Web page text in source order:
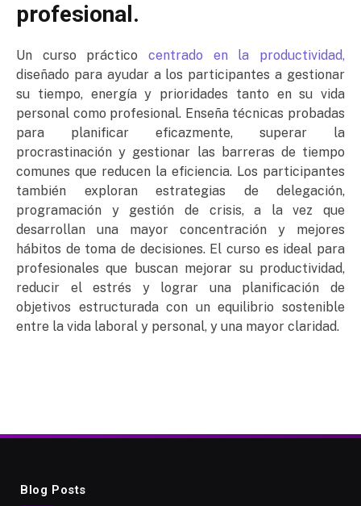
profesional.
Un curso práctico centrado en la productividad,
diseñado para ayudar a los participantes a gestionar
su tiempo, energía y prioridades tanto en su vida
personal como profesional. Enseña técnicas probadas
para planificar eficazmente, superar la
procrastinación y gestionar las barreras de tiempo
comunes que reducen la eficiencia. Los participantes
también exploran estrategias de delegación,
programación y gestión de crisis, a la vez que
desarrollan una mayor concentración y mejores
hábitos de toma de decisiones. El curso es ideal para
profesionales que buscan mejorar su productividad,
reducir el estrés y lograr una planificación de
objetivos estructurada con un equilibrio sostenible
entre la vida laboral y personal, y una mayor claridad.
Blog Posts